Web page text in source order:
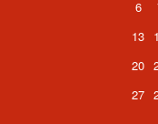
6
13
20
27